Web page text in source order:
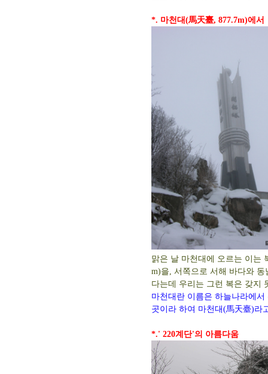
*. 마천대(馬天臺, 877.7m)에서
맑은 날 마천대에 오르는 이는
m)을, 서쪽으로 서해 바다와
다는데 우리는 그런 복은 갖지
마천대란 이름은 하늘나라에
곳이라 하여 마천대(馬天臺)라
*.' 220계단'의 아름다움